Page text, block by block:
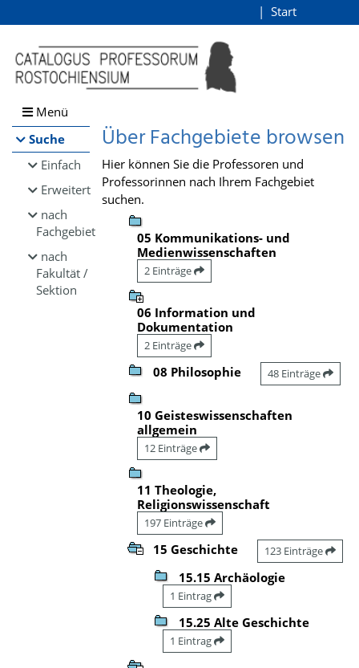
Browsen
direkt zum Inhalt
Start
Menü
Suche
Einfach
Erweitert
nach
Fachgebiet
nach
Fakultät /
Sektion
Über Fachgebiete browsen
Hier können Sie die Professoren und
Professorinnen nach Ihrem Fachgebiet
suchen.
05 Kommunikations- und
Medienwissenschaften
2 Einträge
06 Information und
Dokumentation
2 Einträge
08 Philosophie 48 Einträge
10 Geisteswissenschaften
allgemein
12 Einträge
11 Theologie,
Religionswissenschaft
197 Einträge
15 Geschichte 123 Einträge
15.15 Archäologie
1 Eintrag
15.25 Alte Geschichte
1 Eintrag